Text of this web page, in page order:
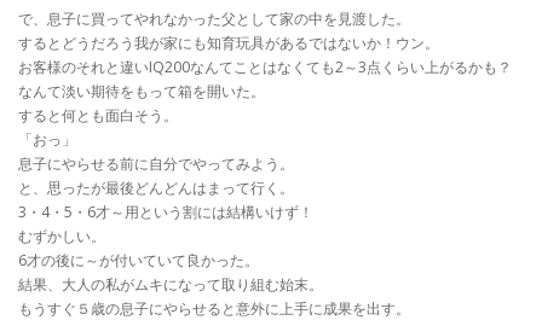
で、息子に買ってやれなかった父として家の中を見渡した。
するとどうだろう我が家にも知育玩具があるではないか！ウン。
お客様のそれと違いIQ200なんてことはなくても2～3点くらい上がるかも？
なんて淡い期待をもって箱を開いた。
すると何とも面白そう。
「おっ」
息子にやらせる前に自分でやってみよう。
と、思ったが最後どんどんはまって行く。
3・4・5・6才～用という割には結構いけず！
むずかしい。
6才の後に～が付いていて良かった。
結果、大人の私がムキになって取り組む始末。
もうすぐ５歳の息子にやらせると意外に上手に成果を出す。